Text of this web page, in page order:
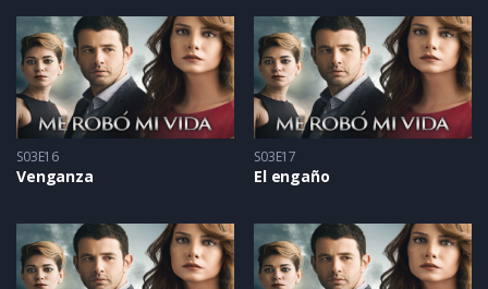
S03E16
Venganza
S03E17
El engaño